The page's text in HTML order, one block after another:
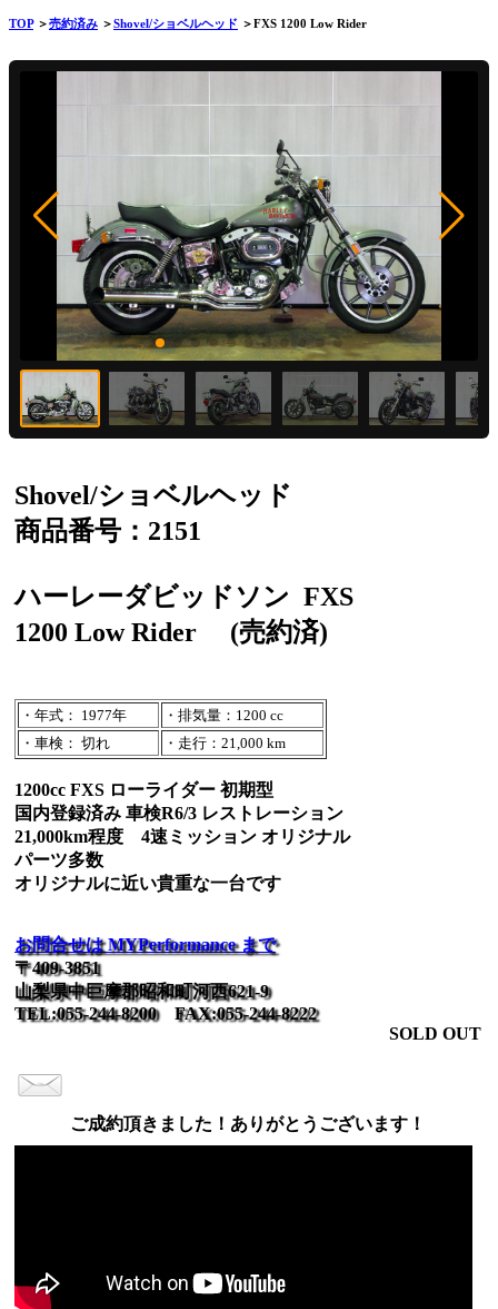
TOP＞売約済み ＞Shovel/ショベルヘッド ＞FXS 1200 Low Rider
Shovel/ショベルヘッド
商品番号：2151
ハーレーダビッドソン FXS
1200 Low Rider
(売約済)
・年式： 1977年
・排気量：1200 cc
・車検： 切れ
・走行：21,000 km
1200cc FXS ローライダー 初期型
国内登録済み 車検R6/3 レストレーション
21,000km程度 4速ミッション オリジナル
パーツ多数
オリジナルに近い貴重な一台です
お問合せは MYPerformance まで
〒409-3851
山梨県中巨摩郡昭和町河西621-9
TEL:055-244-8200 FAX:055-244-8222
SOLD OUT
ご成約頂きました！ありがとうございます！